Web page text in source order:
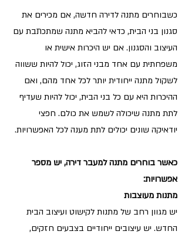
כשבוחרים מתנה לדירה חדשה, אם מכירים את
סגנון בני הבית, כדאי להביא מתנה שמתכתבת עם
העיצוב והסגנון. אם יש היכרות אישית או
משפחתית עם אחד מבני הזוג, יכול להיות ששווה
לשקול מתנה ייחודית יותר לכל אחד מהם, ואם
ההיכרות היא עם כל בני הבית, יכול להיות שעדיף
לתת מתנה שיכולה לשמש את כולם. חפצי
יודאיקה שונים יכולים לתת מענה לכל האפשרויות.
כאשר בוחרים מתנה למעבר דירה, יש מספר
אפשרויות:
מתנות מעוצבות
יש מגוון רחב של מתנות לקישוט ועיצוב הבית
החדש. יש עיצובים ייחודיים בצבעים חזקים,